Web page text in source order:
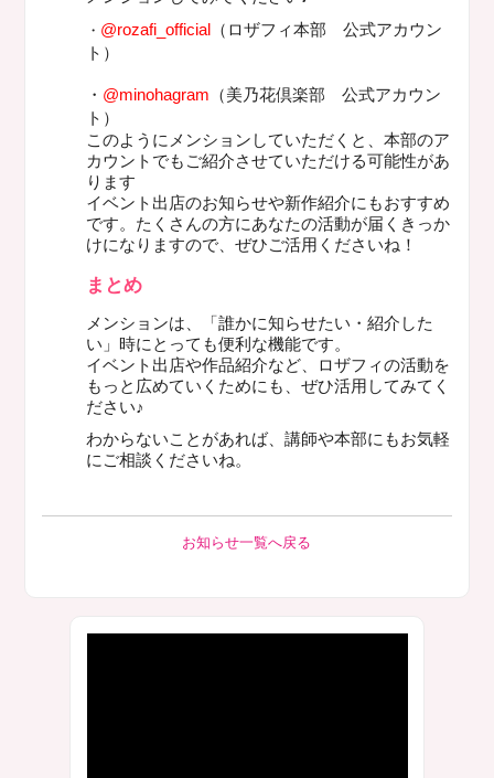
・ @rozafi_official （ロザフィ本部 公式アカウン
ト）
・ @minohagram （美乃花倶楽部 公式アカウン
ト）
このようにメンションしていただくと、本部のア
カウントでもご紹介させていただける可能性があ
ります
イベント出店のお知らせや新作紹介にもおすすめ
です。たくさんの方にあなたの活動が届くきっか
けになりますので、ぜひご活用くださいね！
まとめ
メンションは、「誰かに知らせたい・紹介した
い」時にとっても便利な機能です。
イベント出店や作品紹介など、ロザフィの活動を
もっと広めていくためにも、ぜひ活用してみてく
ださい♪
わからないことがあれば、講師や本部にもお気軽
にご相談くださいね。
お知らせ一覧へ戻る